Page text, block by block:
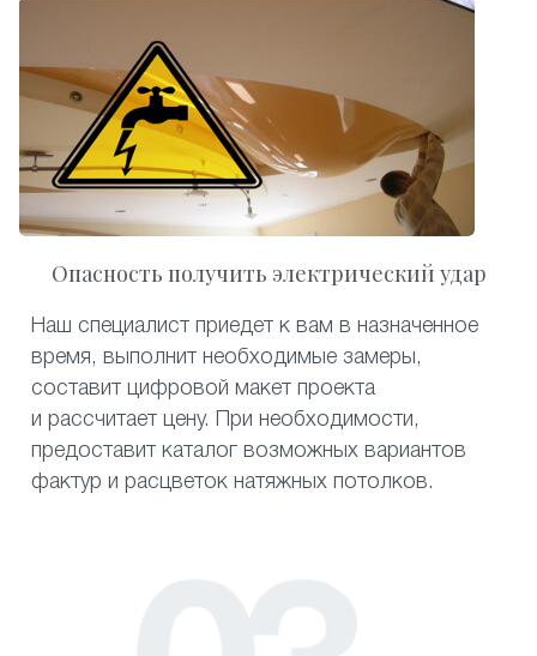
Опасность получить электрический удар
Наш специалист приедет к вам в назначенное
время, выполнит необходимые замеры,
составит цифровой макет проекта
и рассчитает цену. При необходимости,
предоставит каталог возможных вариантов
фактур и расцветок натяжных потолков.